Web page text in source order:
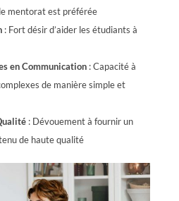
mentorat est préférée
: Fort désir d’aider les étudiants à
en Communication : Capacité à
de manière simple et
: Dévouement à fournir un
de haute qualité